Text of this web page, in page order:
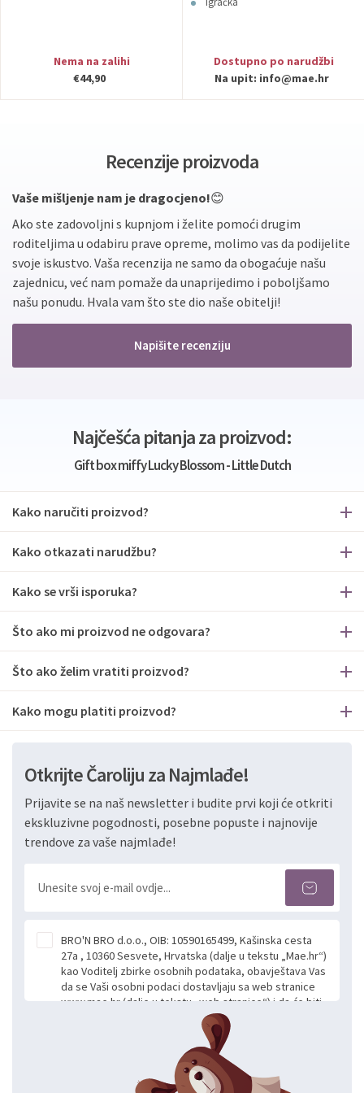
Nema na zalihi
€44,90
Dostupno po narudžbi
Na upit: info@mae.hr
Recenzije proizvoda
Vaše mišljenje nam je dragocjeno!😊
Ako ste zadovoljni s kupnjom i želite pomoći drugim
roditeljima u odabiru prave opreme, molimo vas da podijelite
svoje iskustvo. Vaša recenzija ne samo da obogaćuje našu
zajednicu, već nam pomaže da unaprijedimo i poboljšamo
našu ponudu. Hvala vam što ste dio naše obitelji!
Napišite recenziju
Najčešća pitanja za proizvod:
Gift box miffy Lucky Blossom - Little Dutch
Kako naručiti proizvod?
Kako otkazati narudžbu?
Kako se vrši isporuka?
Što ako mi proizvod ne odgovara?
Što ako želim vratiti proizvod?
Kako mogu platiti proizvod?
Otkrijte Čaroliju za Najmlađe!
Prijavite se na naš newsletter i budite prvi koji će otkriti
ekskluzivne pogodnosti, posebne popuste i najnovije
trendove za vaše najmlađe!
BRO'N BRO d.o.o., OIB: 10590165499, Kašinska cesta
27a , 10360 Sesvete, Hrvatska (dalje u tekstu „Mae.hr“)
kao Voditelj zbirke osobnih podataka, obavještava Vas
da se Vaši osobni podaci dostavljaju sa web stranice
www.mae.hr (dalje u tekstu „web stranice“) i da će biti
obrađeni. Prihvaćanjem ove Izjave smatra se da
slobodno i izričito dajete privolu za prikupljanje i daljnju
obradu Vaših osobnih podataka koje ustupate Mae.hr
putem ovih web stranica u svrhu odgovora i daljnje
komunikacije na Vaš upit poslan kroz kontakt obrazac.